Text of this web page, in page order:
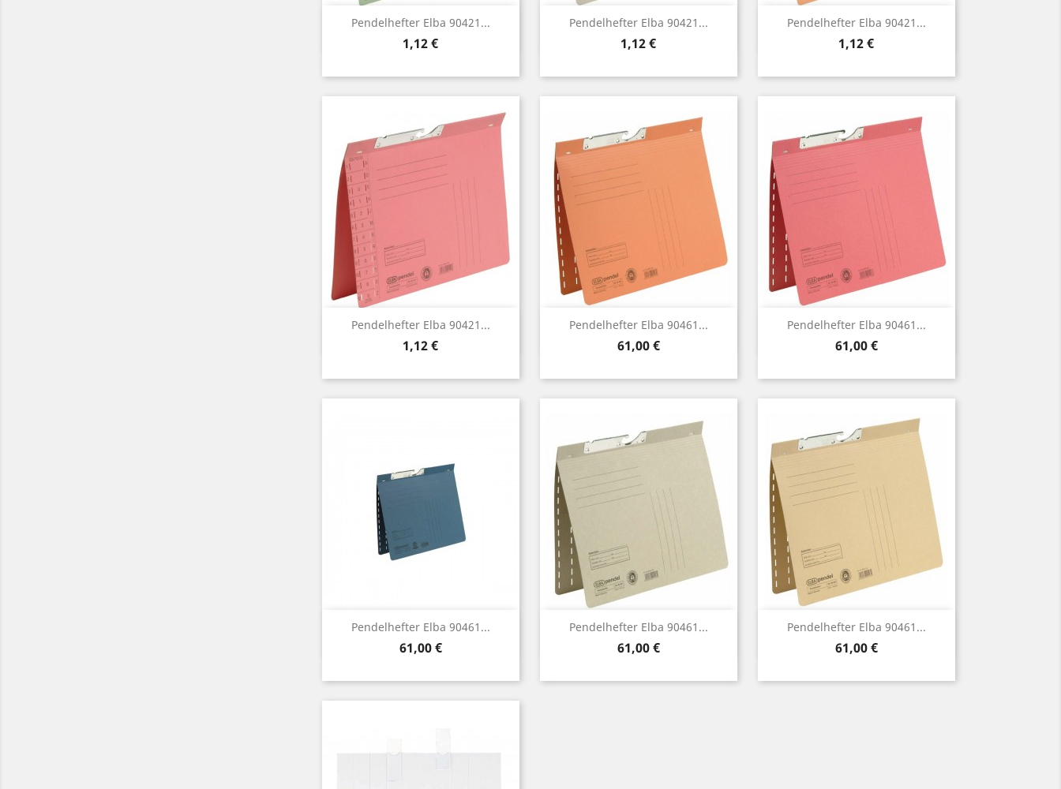
Pendelhefter Elba 90421...
Preis
1,12 €
Vorschau Pendelhefter Elba 90421...
Preis
1,12 €
Vorschau Pendelhefter Elba 90421...
Preis
1,12 €
Vorschau
Pendelhefter Elba 90421...
Preis
1,12 €
Vorschau Pendelhefter Elba 90461...
Preis
61,00 €
Vorschau Pendelhefter Elba 90461...
Preis
61,00 €
Vorschau
Pendelhefter Elba 90461...
Preis
61,00 €
Vorschau Pendelhefter Elba 90461...
Preis
61,00 €
Vorschau Pendelhefter Elba 90461...
Preis
61,00 €
Vorschau